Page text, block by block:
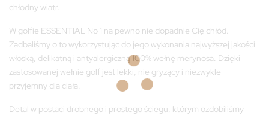
chłodny wiatr.
W golfie ESSENTIAL No 1 na pewno nie dopadnie Cię chłód.
Zadbaliśmy o to wykorzystując do jego wykonania najwyższej jakości
włoską, delikatną i antyalergiczną 100% wełnę merynosa. Dzięki
zastosowanej wełnie golf jest lekki, nie gryzący i niezwykle
przyjemny dla ciała.
Detal w postaci drobnego i prostego ściegu, którym ozdobiliśmy